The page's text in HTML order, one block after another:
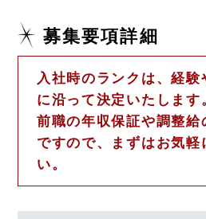
安定した収入を得られる仕組
◎実力主義の評価制度
年齢・職歴に関わらず実力を
30代取締役や入社3年目でリ
6年目で店長など、早期活躍
出店計画も続々と控えている
募集要項詳細
入社時のランクは、経
に沿って決定いたします
前職の年収保証や調整給
ですので、まずはお気軽
い。